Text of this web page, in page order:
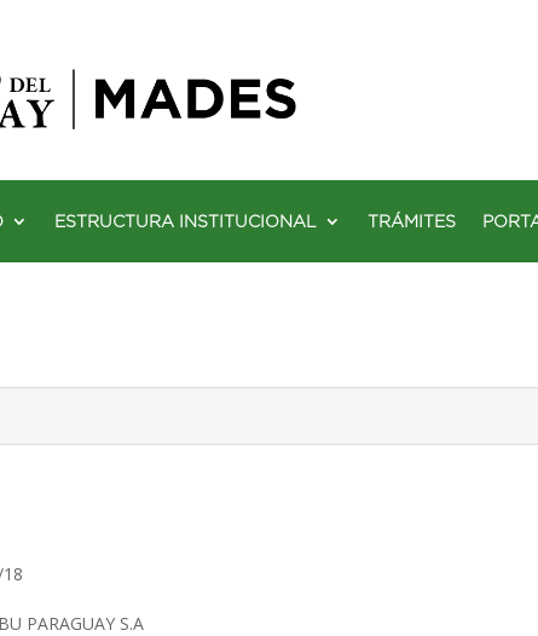
ESTRUCTURA INSTITUCIONAL TRÁMITES
PARAGUAY S.A